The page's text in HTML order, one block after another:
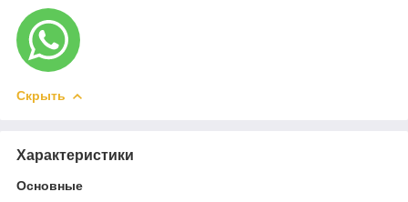
Скрыть
Характеристики
Основные